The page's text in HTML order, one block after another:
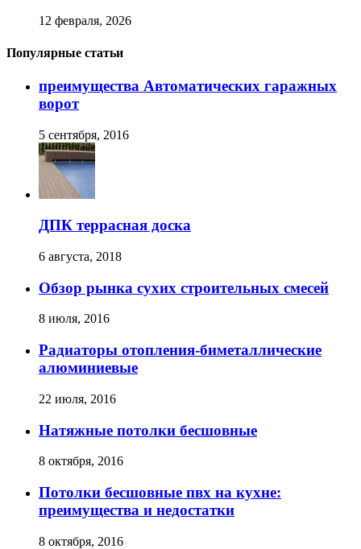
12 февраля, 2026
Популярные статьи
преимущества Автоматических гаражных
ворот
5 сентября, 2016
ДПК террасная доска
6 августа, 2018
Обзор рынка сухих строительных смесей
8 июля, 2016
Радиаторы отопления-биметаллические
алюминиевые
22 июля, 2016
Натяжные потолки бесшовные
8 октября, 2016
Потолки бесшовные пвх на кухне:
преимущества и недостатки
8 октября, 2016